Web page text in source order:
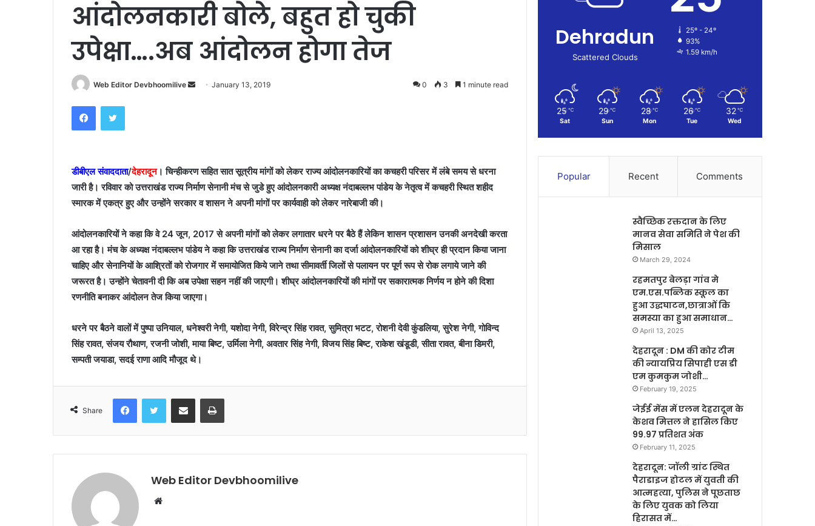
आंदोलनकारी बोले, बहुत हो चुकी
उपेक्षा….अब आंदोलन होगा तेज
Web Editor Devbhoomilive
SendJanuary 13, 2019 0 3 1 minute read
FacebookTwitter
डीबीएल संवाददाता/देहरादून। चिन्हीकरण सहित सात सूत्रीय मांगों को लेकर राज्य आंदोलनकारियों का कचहरी परिसर में लंबे समय से धरना
जारी है। रविवार को उत्तराखंड राज्य निर्माण सेनानी मंच से जुडे हुए आंदोलनकारी अध्यक्ष नंदाबल्लभ पांडेय के नेतृत्व में कचहरी स्थित शहीद
स्मारक में एकत्र हुए और उन्होंने सरकार व शासन ने अपनी मांगों पर कार्यवाही को लेकर नारेबाजी की।
आंदोलनकारियों ने कहा कि वे 24 जून, 2017 से अपनी मांगों को लेकर लगातार धरने पर बैठे हैं लेकिन शासन प्रशासन उनकी अनदेखी करता
आ रहा है। मंच के अध्यक्ष नंदाबल्लभ पांडेय ने कहा कि उत्तराखंड राज्य निर्माण सेनानी का दर्जा आंदोलनकारियों को शीघ्र ही प्रदान किया जाना
चाहिए और सेनानियों के आश्रितों को रोजगार में समायोजित किये जाने तथा सीमावर्ती जिलों से पलायन पर पूर्ण रूप से रोक लगाये जाने की
जरूरत है। उन्होंने चेतावनी दी कि अब उपेक्षा सहन नहीं की जाएगी। शीघ्र आंदोलनकारियों की मांगों पर सकारात्मक निर्णय न होने की दिशा
रणनीति बनाकर आंदोलन तेज किया जाएगा।
धरने पर बैठने वालों में पुष्पा उनियाल, धनेश्वरी नेगी, यशोदा नेगी, विरेन्द्र सिंह रावत, सुमित्रा भटट, रोशनी देवी कुंडलिया, सुरेश नेगी, गोविन्द
सिंह रावत, संजय रौथाण, रजनी जोशी, माया बिष्ट, उर्मिला नेगी, अवतार सिंह नेगी, विजय सिंह बिष्ट, राकेश खंडूडी, सीता रावत, बीना डिमरी,
सम्पती जयाडा, सदई राणा आदि मौजूद थे।
Share
FacebookTwitter Share via Email Print
Web Editor Devbhoomilive
Website
Dehradun
Scattered Clouds
25º - 24º
93%
1.59 km/h
25 ℃
Sat
29 ℃
Sun
28 ℃
Mon
26 ℃
Tue
32 ℃
Wed
Popular Recent Comments
स्वैच्छिक रक्तदान के लिए
मानव सेवा समिति ने पेश की
मिसाल
March 29, 2024
रहमतपुर बेलड़ा गांव मे
एम.एस.पब्लिक स्कूल का
हुआ उद्धघाटन,छात्राओं कि
समस्या का हुआ समाधान…
April 13, 2025
देहरादून : DM की कोर टीम
की न्यायप्रिय सिपाही एस डी
एम कुमकुम जोशी…
February 19, 2025
जेईई मेंस में एलन देहरादून के
केशव मित्तल ने हासिल किए
99.97 प्रतिशत अंक
February 11, 2025
देहरादून: जॉली ग्रांट स्थित
पैराडाइज होटल में युवती की
आत्महत्या, पुलिस ने पूछताछ
के लिए युवक को लिया
हिरासत में…